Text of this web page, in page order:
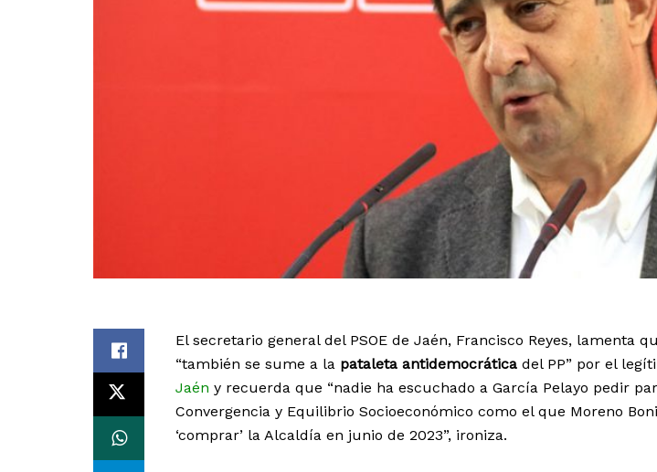
El secretario general del PSOE de Jaén, Francisco Reyes, lamenta
“también se sume a la pataleta antidemocrática del PP” por el
Jaén y recuerda que “nadie ha escuchado a García Pelayo pedir
Convergencia y Equilibrio Socioeconómico como el que Moreno
‘comprar’ la Alcaldía en junio de 2023”, ironiza.